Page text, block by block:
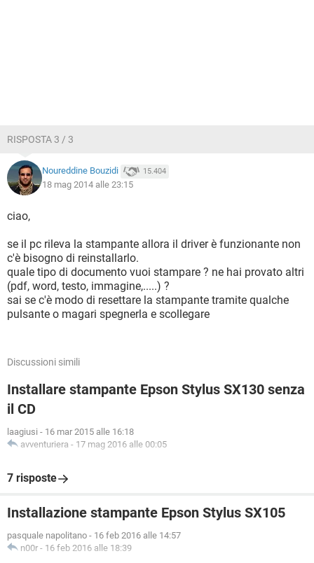
RISPOSTA 3 / 3
Noureddine Bouzidi 15.404
18 mag 2014 alle 23:15
ciao,
se il pc rileva la stampante allora il driver è funzionante non
c'è bisogno di reinstallarlo.
quale tipo di documento vuoi stampare ? ne hai provato altri
(pdf, word, testo, immagine,.....) ?
sai se c'è modo di resettare la stampante tramite qualche
pulsante o magari spegnerla e scollegare
Discussioni simili
Installare stampante Epson Stylus SX130 senza
il CD
laagiusi - 16 mar 2015 alle 16:18
avventuriera - 17 mag 2016 alle 00:05
7 risposte
Installazione stampante Epson Stylus SX105
pasquale napolitano - 16 feb 2016 alle 14:57
n00r - 16 feb 2016 alle 18:39